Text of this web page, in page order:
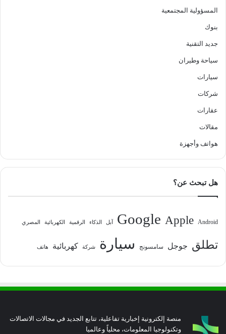
المسؤولية المجتمعية
بنوك
جديد التقنية
سياحة وطيران
سيارات
شركات
عقارات
مقالات
هواتف وأجهزة
هل تبحث عن؟
Android
Apple
Google آبل الذكاء الرقمية الكهربائية المصري
تطلق جوجل سامسونج سيارة شركة كهربائية هاتف
منصة إلكترونية إخبارية تفاعلية، تتابع الجديد في مجالات الاتصالات
وتكنولوجيا المعلومات، محلياً وعالميا